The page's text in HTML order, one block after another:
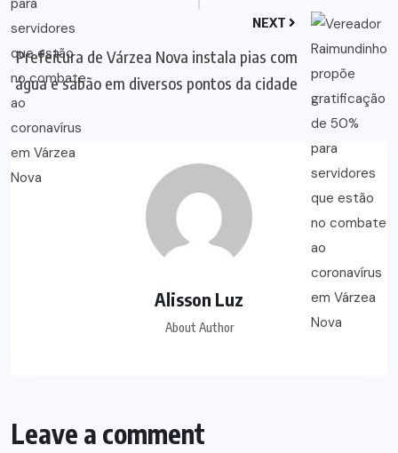
NEXT
Prefeitura de Várzea Nova instala pias com
água e sabão em diversos pontos da cidade
Alisson Luz
About Author
Leave a comment